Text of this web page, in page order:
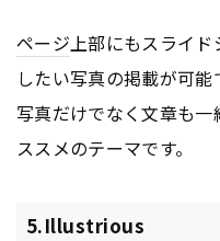
ページ上部にもスライド
したい写真の掲載が可能
写真だけでなく文章も
ススメのテーマです。
5.Illustrious